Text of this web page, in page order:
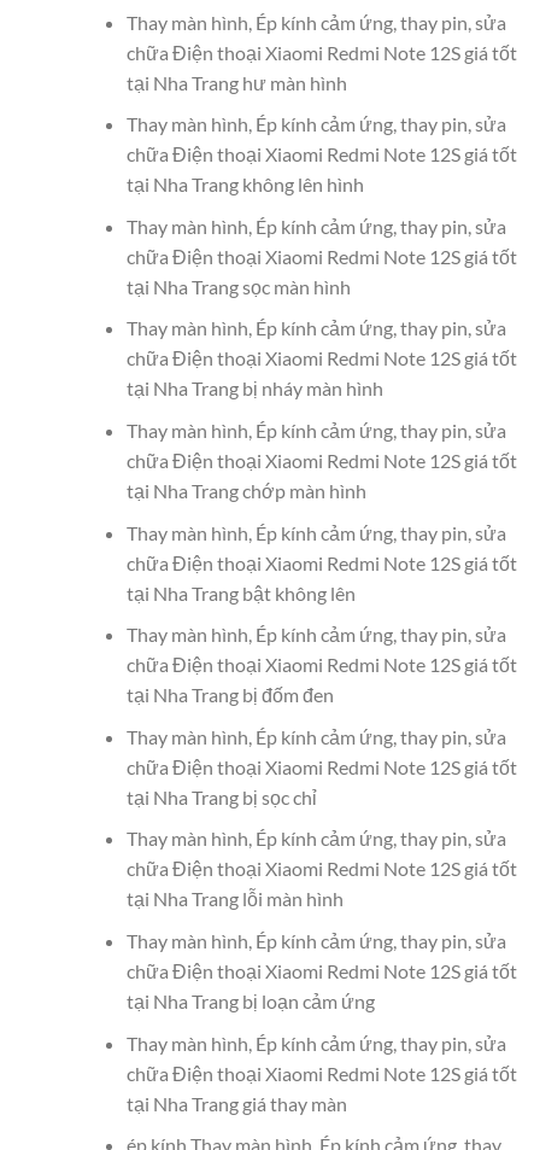
Thay màn hình, Ép kính cảm ứng, thay pin, sửa
chữa Điện thoại Xiaomi Redmi Note 12S giá tốt
tại Nha Trang hư màn hình
Thay màn hình, Ép kính cảm ứng, thay pin, sửa
chữa Điện thoại Xiaomi Redmi Note 12S giá tốt
tại Nha Trang không lên hình
Thay màn hình, Ép kính cảm ứng, thay pin, sửa
chữa Điện thoại Xiaomi Redmi Note 12S giá tốt
tại Nha Trang sọc màn hình
Thay màn hình, Ép kính cảm ứng, thay pin, sửa
chữa Điện thoại Xiaomi Redmi Note 12S giá tốt
tại Nha Trang bị nháy màn hình
Thay màn hình, Ép kính cảm ứng, thay pin, sửa
chữa Điện thoại Xiaomi Redmi Note 12S giá tốt
tại Nha Trang chớp màn hình
Thay màn hình, Ép kính cảm ứng, thay pin, sửa
chữa Điện thoại Xiaomi Redmi Note 12S giá tốt
tại Nha Trang bật không lên
Thay màn hình, Ép kính cảm ứng, thay pin, sửa
chữa Điện thoại Xiaomi Redmi Note 12S giá tốt
tại Nha Trang bị đốm đen
Thay màn hình, Ép kính cảm ứng, thay pin, sửa
chữa Điện thoại Xiaomi Redmi Note 12S giá tốt
tại Nha Trang bị sọc chỉ
Thay màn hình, Ép kính cảm ứng, thay pin, sửa
chữa Điện thoại Xiaomi Redmi Note 12S giá tốt
tại Nha Trang lỗi màn hình
Thay màn hình, Ép kính cảm ứng, thay pin, sửa
chữa Điện thoại Xiaomi Redmi Note 12S giá tốt
tại Nha Trang bị loạn cảm ứng
Thay màn hình, Ép kính cảm ứng, thay pin, sửa
chữa Điện thoại Xiaomi Redmi Note 12S giá tốt
tại Nha Trang giá thay màn
ép kính Thay màn hình, Ép kính cảm ứng, thay